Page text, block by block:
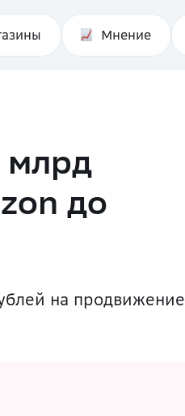
Мнение
млрд
до
на продвижение